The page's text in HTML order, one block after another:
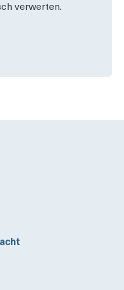
verwerten.